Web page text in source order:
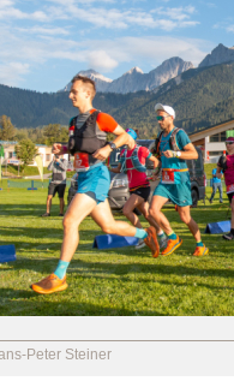
Peter Steiner